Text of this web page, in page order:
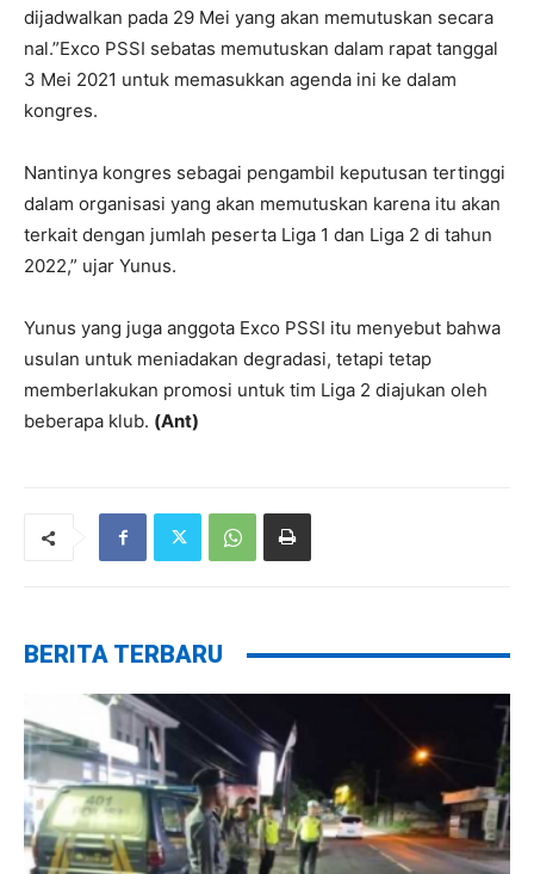
dijadwalkan pada 29 Mei yang akan memutuskan secara
nal.”Exco PSSI sebatas memutuskan dalam rapat tanggal
3 Mei 2021 untuk memasukkan agenda ini ke dalam
kongres.
Nantinya kongres sebagai pengambil keputusan tertinggi
dalam organisasi yang akan memutuskan karena itu akan
terkait dengan jumlah peserta Liga 1 dan Liga 2 di tahun
2022,” ujar Yunus.
Yunus yang juga anggota Exco PSSI itu menyebut bahwa
usulan untuk meniadakan degradasi, tetapi tetap
memberlakukan promosi untuk tim Liga 2 diajukan oleh
beberapa klub. (Ant)
BERITA TERBARU